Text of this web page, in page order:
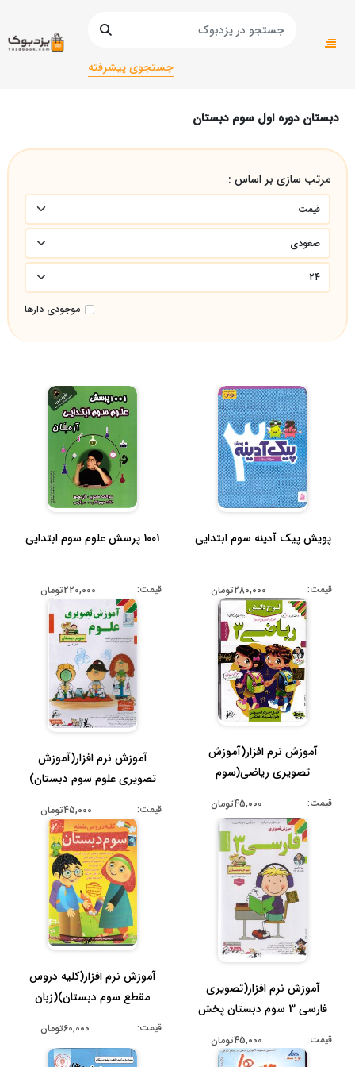
جستجوی پیشرفته
صفحه اصلی
کمک درسی
دبستان دوره اول سوم دبستان
مرتب سازی بر اساس :
موجودی دارها
پویش پیک آدینه سوم ابتدایی
قیمت: 280,000تومان
1001 پرسش علوم سوم ابتدایی
قیمت: 220,000تومان
آموزش نرم افزار(آموزش
تصویری ریاضی(سوم
قیمت: 45,000تومان
آموزش نرم افزار(آموزش
تصویری علوم سوم دبستان)
قیمت: 45,000تومان
آموزش نرم افزار(تصویری
فارسی 3 سوم دبستان پخش
قیمت: 45,000تومان
آموزش نرم افزار(کلیه دروس
مقطع سوم دبستان)(زبان
قیمت: 60,000تومان